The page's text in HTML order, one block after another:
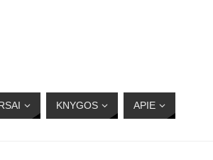
KNYGOS APIE